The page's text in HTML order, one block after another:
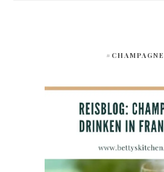
#CHAMPAGNE